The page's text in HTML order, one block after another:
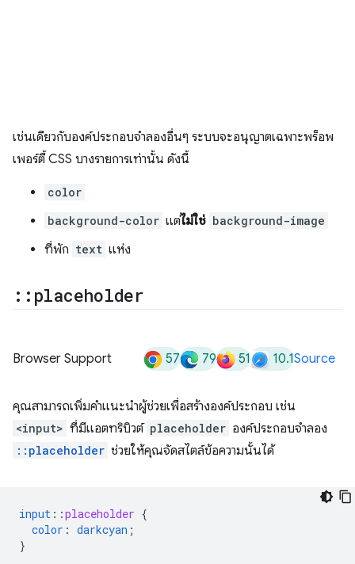
เช่นเดียวกับองค์ประกอบจำลองอื่นๆ ระบบจะอนุญาตเฉพาะพร็อพ
เพอร์ตี้ CSS บางรายการเท่านั้น ดังนี้
color
background-color แต่ไม่ใช่ background-image
ที่พัก text แห่ง
:: placeholder
Browser Support 57 79 51 10.1Source
คุณสามารถเพิ่มคำแนะนำผู้ช่วยเพื่อสร้างองค์ประกอบ เช่น
<input> ที่มีแอตทริบิวต์ placeholder องค์ประกอบจำลอง
::placeholder ช่วยให้คุณจัดสไตล์ข้อความนั้นได้
input ::placeholder {
color : darkcyan ;
}